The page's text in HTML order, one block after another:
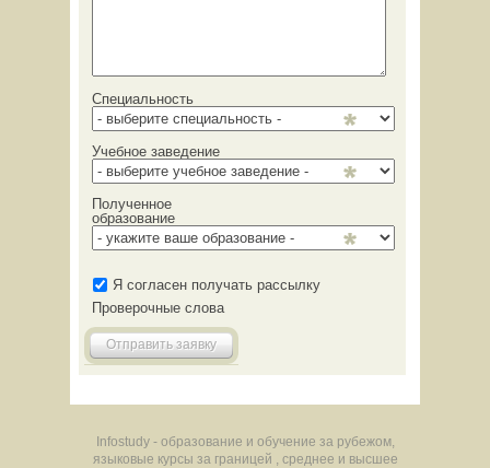
Специальность
Учебное заведение
Полученное
образование
Я согласен получать рассылку
Проверочные слова
Отправить заявку
Infostudy - образование и обучение за рубежом,
языковые курсы за границей , среднее и высшее